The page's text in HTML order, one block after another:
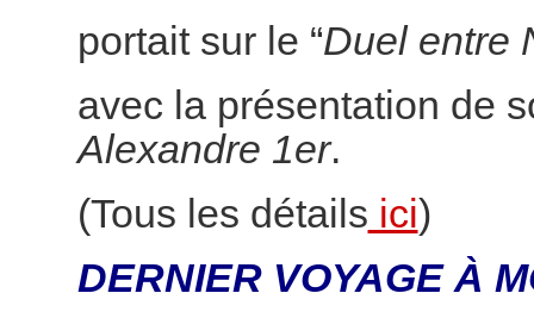
portait sur le “Duel entre
avec la présentation de
Alexandre 1er.
(Tous les détails ici)
DERNIER VOYAGE À